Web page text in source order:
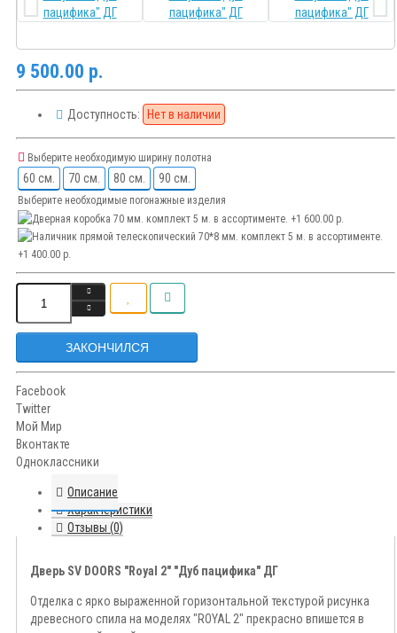
9 500.00 р.
Доступность: Нет в наличии
Выберите необходимую ширину полотна
60 см. 70 см. 80 см. 90 см.
Выберите необходимые погонажные изделия
ЗАКОНЧИЛСЯ
Facebook
Twitter
Мой Мир
Вконтакте
Одноклассники
Описание
Характеристики
Отзывы (0)
Дверь SV DOORS "Royal 2" "Дуб пацифика" ДГ
Отделка с ярко выраженной горизонтальной текстурой рисунка
древесного спила на моделях "ROYAL 2" прекрасно впишется в